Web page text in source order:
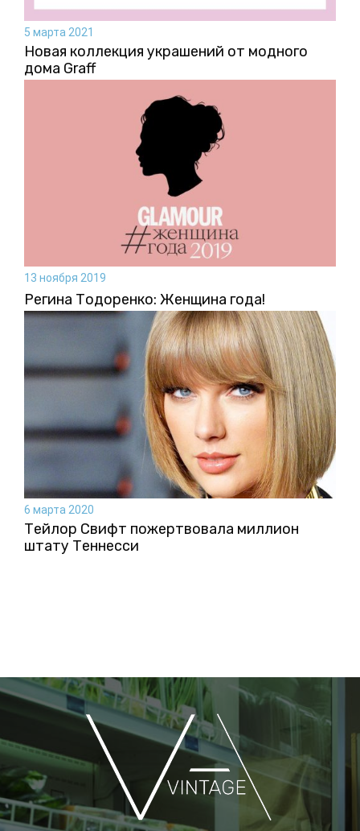
5 марта 2021
Новая коллекция украшений от модного
дома Graff
13 ноября 2019
Регина Тодоренко: Женщина года!
6 марта 2020
Тейлор Свифт пожертвовала миллион
штату Теннесси